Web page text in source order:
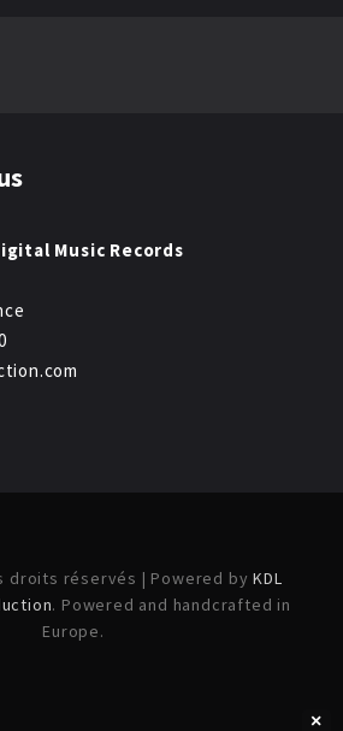
Music Records
droits réservés | Powered byKDL
. Powered and handcrafted in
Europe.